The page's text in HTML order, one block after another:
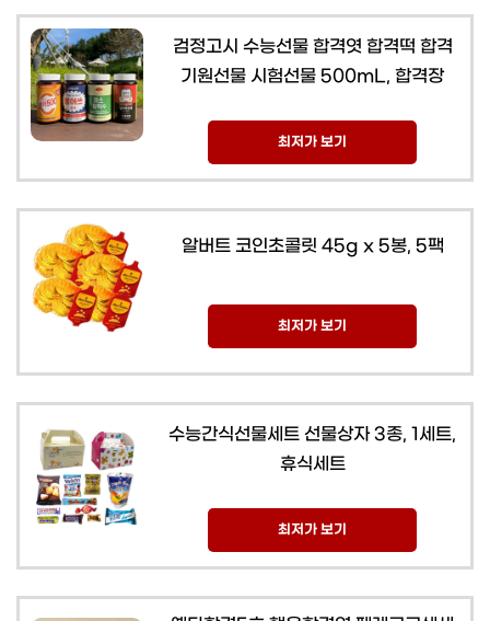
검정고시 수능선물 합격엿 합격떡 합격
기원선물 시험선물 500mL, 합격장
최저가 보기
알버트 코인초콜릿 45g x 5봉, 5팩
최저가 보기
수능간식선물세트 선물상자 3종, 1세트,
휴식세트
최저가 보기